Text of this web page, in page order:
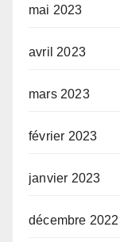
mai 2023
avril 2023
mars 2023
février 2023
janvier 2023
décembre 2022